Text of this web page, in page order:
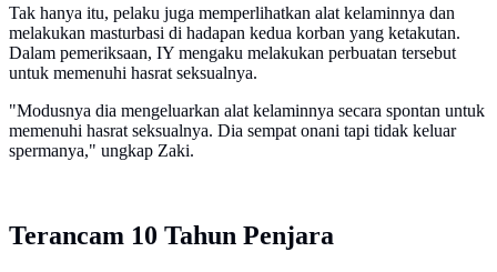
Tak hanya itu, pelaku juga memperlihatkan alat kelaminnya dan
melakukan masturbasi di hadapan kedua korban yang ketakutan.
Dalam pemeriksaan, IY mengaku melakukan perbuatan tersebut
untuk memenuhi hasrat seksualnya.
"Modusnya dia mengeluarkan alat kelaminnya secara spontan untuk
memenuhi hasrat seksualnya. Dia sempat onani tapi tidak keluar
spermanya," ungkap Zaki.
Terancam 10 Tahun Penjara